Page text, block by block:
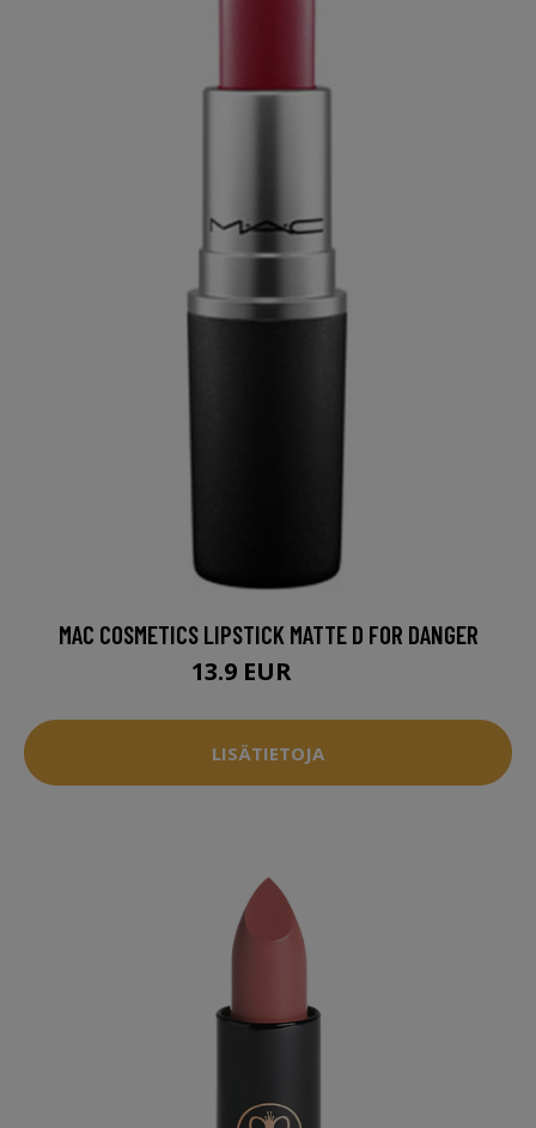
MAC COSMETICS LIPSTICK MATTE D FOR DANGER
13.9 EUR
LISÄTIETOJA